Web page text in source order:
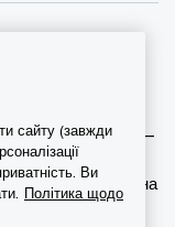
деяких випадках –
є
інформація на
сайту (завжди
Ви
Політика щодо